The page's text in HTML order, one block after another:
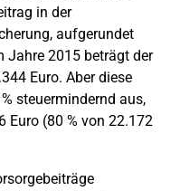
in der
aufgerundet
Jahre 2015 beträgt der
Euro. Aber diese
steuermindernd aus,
Euro (80 % von 22.172